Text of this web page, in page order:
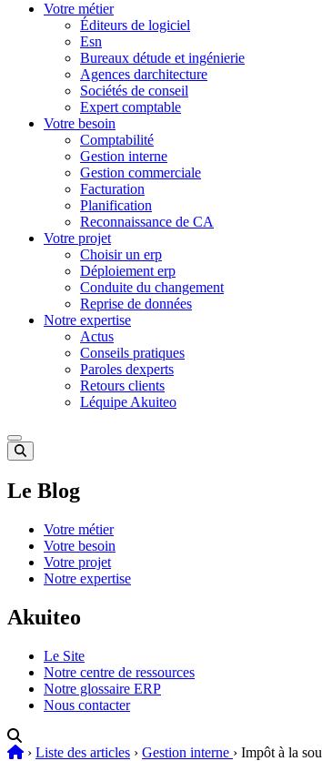
Votre métier
Éditeurs de logiciel
Esn
Bureaux détude et ingénierie
Agences darchitecture
Sociétés de conseil
Expert comptable
Votre besoin
Comptabilité
Gestion interne
Gestion commerciale
Facturation
Planification
Reconnaissance de CA
Votre projet
Choisir un erp
Déploiement erp
Conduite du changement
Reprise de données
Notre expertise
Actus
Conseils pratiques
Paroles dexperts
Retours clients
Léquipe Akuiteo
Le Blog
Votre métier
Votre besoin
Votre projet
Notre expertise
Akuiteo
Le Site
Notre centre de ressources
Notre glossaire ERP
Nous contacter
› Liste des articles › Gestion interne › Impôt à la